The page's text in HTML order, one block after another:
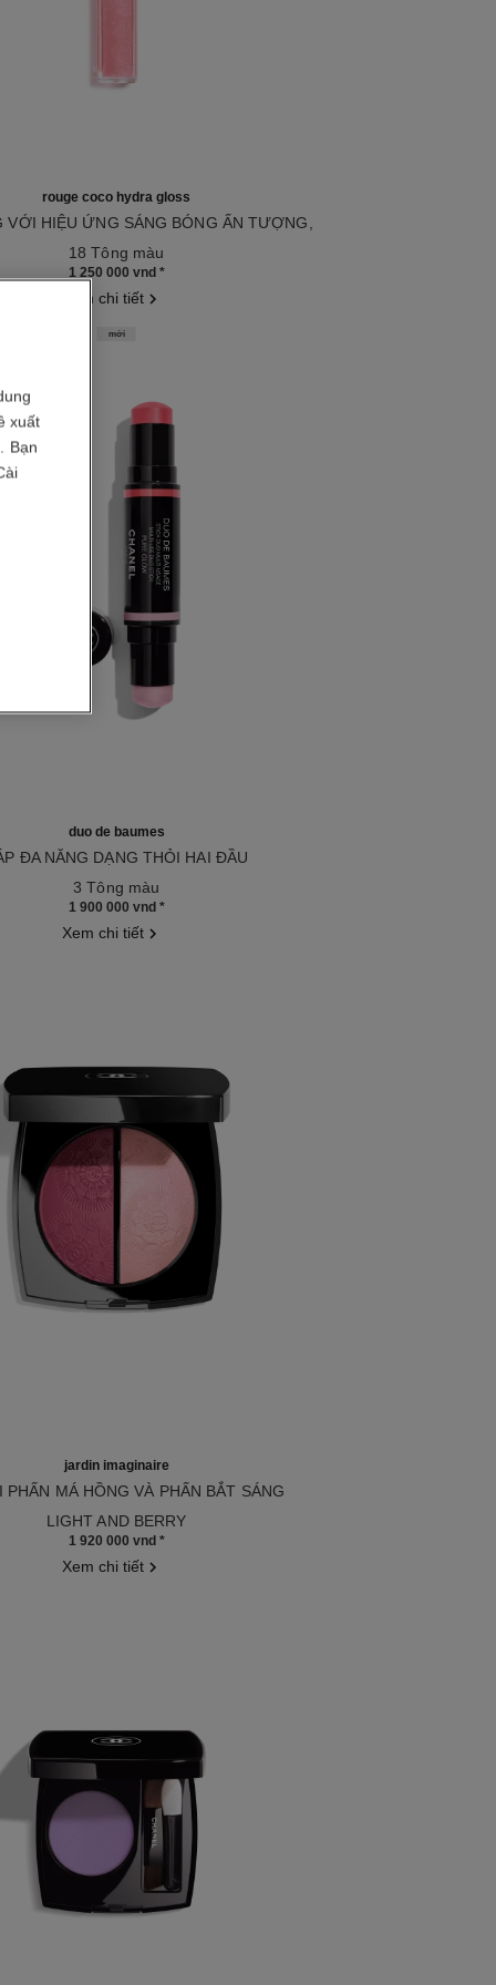
rouge coco hydra gloss
VỚI HIỆU ỨNG SÁNG BÓNG ẤN TƯỢNG,
ẨM MƯỢT VÀ MỊN MÀNG
18 Tông màu
1 250 000 vnd *
Xem chi tiết
duo de baumes
ĐA NĂNG DẠNG THỎI HAI ĐẦU
mới
3 Tông màu
1 900 000 vnd *
Xem chi tiết
jardin imaginaire
PHẤN MÁ HỒNG VÀ PHẤN BẮT SÁNG
LIGHT AND BERRY
1 920 000 vnd *
Xem chi tiết
xuất
Bạn